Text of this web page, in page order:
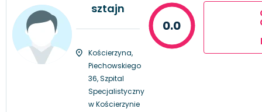
sztajn
Kościerzyna,
Piechowskiego
36, Szpital
Specjalistyczny
w Kościerzynie
0.0